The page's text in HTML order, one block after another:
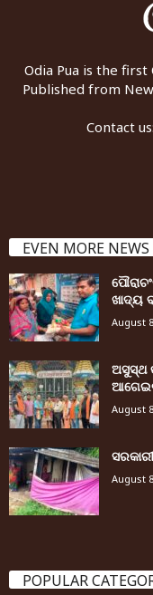
Odia Pua is the
Published from
Contact us:
EVEN MORE NEWS
ଖାଦ୍ୟ
August
ଅସୁସ୍ଥ
August
August
POPULAR